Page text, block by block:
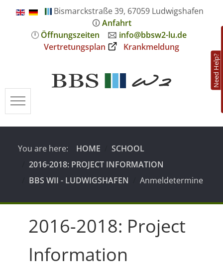
Bismarckstraße 39, 67059 Ludwigshafen
🛈Anfahrt
🕛 Öffnungszeiten 🖂 info@bbsw2-lu.de
Vertretungsplan
Krankmeldung
Need Help?
Mobile Menu Toggle
You are here: HOME
SCHOOL
2016-2018: PROJECT INFORMATION
BBS WII - LUDWIGSHAFEN
Anmeldetermine
2016-2018: Project
Information